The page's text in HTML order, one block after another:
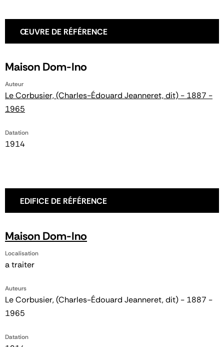
ŒUVRE DE RÉFÉRENCE
Maison Dom-Ino
Auteur
Le Corbusier, (Charles-Édouard Jeanneret, dit) - 1887 -
1965
Datation
1914
EDIFICE DE RÉFÉRENCE
Maison Dom-Ino
Localisation
a traiter
Auteurs
Le Corbusier, (Charles-Édouard Jeanneret, dit) - 1887 -
1965
Datation